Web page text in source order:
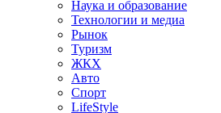
Наука и образование
Технологии и медиа
Рынок
Туризм
ЖКХ
Авто
Спорт
LifeStyle